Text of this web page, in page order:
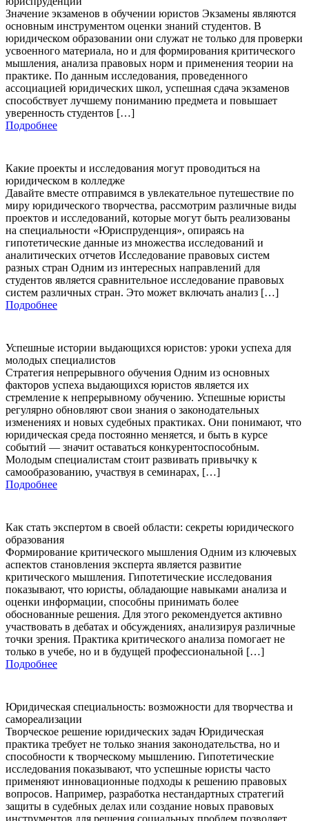
Значение экзаменов в обучении юристов Экзамены являются
основным инструментом оценки знаний студентов. В
юридическом образовании они служат не только для проверки
усвоенного материала, но и для формирования критического
мышления, анализа правовых норм и применения теории на
практике. По данным исследования, проведенного
ассоциацией юридических школ, успешная сдача экзаменов
способствует лучшему пониманию предмета и повышает
уверенность студентов […]
Подробнее
Какие проекты и исследования могут проводиться на
юридическом в колледже
Давайте вместе отправимся в увлекательное путешествие по
миру юридического творчества, рассмотрим различные виды
проектов и исследований, которые могут быть реализованы
на специальности «Юриспруденция», опираясь на
гипотетические данные из множества исследований и
аналитических отчетов Исследование правовых систем
разных стран Одним из интересных направлений для
студентов является сравнительное исследование правовых
систем различных стран. Это может включать анализ […]
Подробнее
Успешные истории выдающихся юристов: уроки успеха для
молодых специалистов
Стратегия непрерывного обучения Одним из основных
факторов успеха выдающихся юристов является их
стремление к непрерывному обучению. Успешные юристы
регулярно обновляют свои знания о законодательных
изменениях и новых судебных практиках. Они понимают, что
юридическая среда постоянно меняется, и быть в курсе
событий — значит оставаться конкурентоспособным.
Молодым специалистам стоит развивать привычку к
самообразованию, участвуя в семинарах, […]
Подробнее
Как стать экспертом в своей области: секреты юридического
образования
Формирование критического мышления Одним из ключевых
аспектов становления эксперта является развитие
критического мышления. Гипотетические исследования
показывают, что юристы, обладающие навыками анализа и
оценки информации, способны принимать более
обоснованные решения. Для этого рекомендуется активно
участвовать в дебатах и обсуждениях, анализируя различные
точки зрения. Практика критического анализа помогает не
только в учебе, но и в будущей профессиональной […]
Подробнее
Юридическая специальность: возможности для творчества и
самореализации
Творческое решение юридических задач Юридическая
практика требует не только знания законодательства, но и
способности к творческому мышлению. Гипотетические
исследования показывают, что успешные юристы часто
применяют инновационные подходы к решению правовых
вопросов. Например, разработка нестандартных стратегий
защиты в судебных делах или создание новых правовых
инструментов для решения социальных проблем позволяет